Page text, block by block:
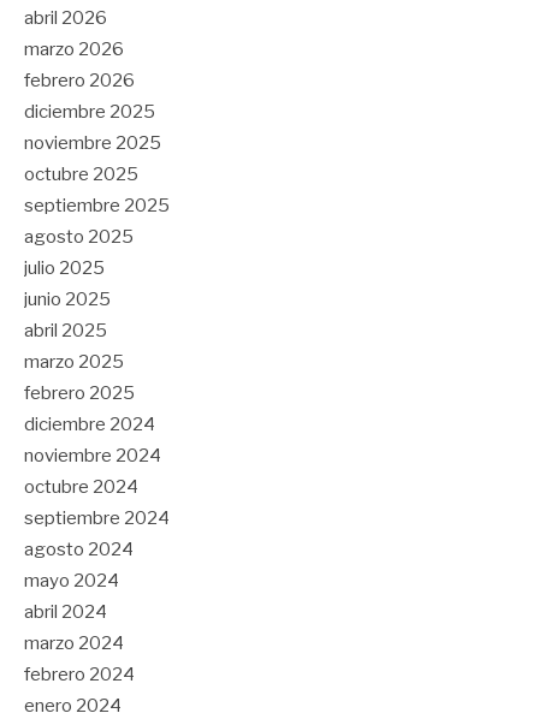
abril 2026
marzo 2026
febrero 2026
diciembre 2025
noviembre 2025
octubre 2025
septiembre 2025
agosto 2025
julio 2025
junio 2025
abril 2025
marzo 2025
febrero 2025
diciembre 2024
noviembre 2024
octubre 2024
septiembre 2024
agosto 2024
mayo 2024
abril 2024
marzo 2024
febrero 2024
enero 2024